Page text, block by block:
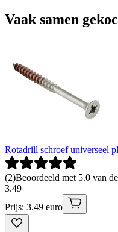
Vaak samen
Rotadrill schroef universeel
(2)Beoordeeld met 5.0 van
3.49
Prijs: 3.49 euro